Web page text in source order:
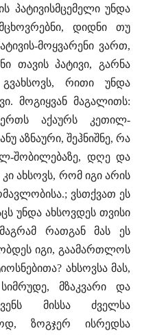
პატივისმცემელი უნდა
დიდნი თუ
მოყვარენი ვართ,
თავის პატივი, გარნა
რითი უნდა
მოგიყვან მაგალითს:
აქაურს კეთილ-
აზნაური, შეჰნიშნე, რა
შობილებაზე, დღე და
ახსოვს, რომ იგი არის
ვსთქვათ ეს
უნდა ახსოვდეს თვისი
რათგან მას ეს
იგი, გაამართლოს
ახსოვსა მას,
მზაკვარი და
მისსა ძველსა
ზოგჯერ ისრედსა